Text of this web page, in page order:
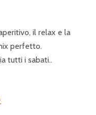
il relax e la
perfetto.
tutti i sabati..